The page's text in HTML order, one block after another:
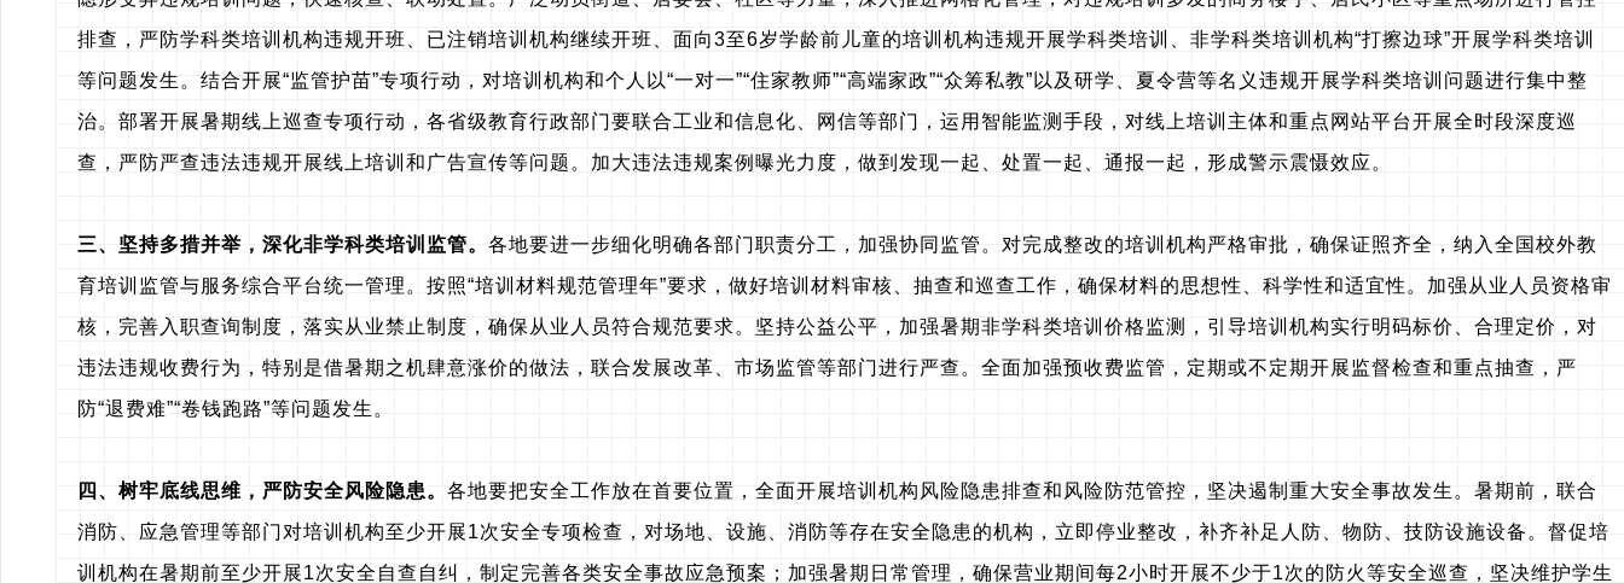
排查，严防学科类培训机构违规开班、已注销培训机构继续开班、面向3至6岁学龄前儿童的培训机构违规开展学科类培训、非学科类培训机构“打擦边球”开展学科类培训
等问题发生。结合开展“监管护苗”专项行动，对培训机构和个人以“一对一”“住家教师”“高端家政”“众筹私教”以及研学、夏令营等名义违规开展学科类培训问题进行集中整
治。部署开展暑期线上巡查专项行动，各省级教育行政部门要联合工业和信息化、网信等部门，运用智能监测手段，对线上培训主体和重点网站平台开展全时段深度巡
查，严防严查违法违规开展线上培训和广告宣传等问题。加大违法违规案例曝光力度，做到发现一起、处置一起、通报一起，形成警示震慑效应。
三、坚持多措并举，深化非学科类培训监管。 各地要进一步细化明确各部门职责分工，加强协同监管。对完成整改的培训机构严格审批，确保证照齐全，纳入全国校外教
育培训监管与服务综合平台统一管理。按照“培训材料规范管理年”要求，做好培训材料审核、抽查和巡查工作，确保材料的思想性、科学性和适宜性。加强从业人员资格审
核，完善入职查询制度，落实从业禁止制度，确保从业人员符合规范要求。坚持公益公平，加强暑期非学科类培训价格监测，引导培训机构实行明码标价、合理定价，对
违法违规收费行为，特别是借暑期之机肆意涨价的做法，联合发展改革、市场监管等部门进行严查。全面加强预收费监管，定期或不定期开展监督检查和重点抽查，严
防“退费难”“卷钱跑路”等问题发生。
四、树牢底线思维，严防安全风险隐患。 各地要把安全工作放在首要位置，全面开展培训机构风险隐患排查和风险防范管控，坚决遏制重大安全事故发生。暑期前，联合
消防、应急管理等部门对培训机构至少开展1次安全专项检查，对场地、设施、消防等存在安全隐患的机构，立即停业整改，补齐补足人防、物防、技防设施设备。督促培
训机构在暑期前至少开展1次安全自查自纠，制定完善各类安全事故应急预案；加强暑期日常管理，确保营业期间每2小时开展不少于1次的防火等安全巡查，坚决维护学生